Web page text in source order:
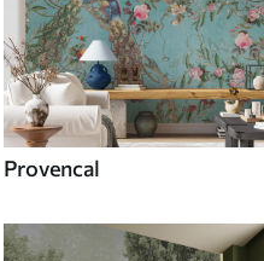
Provencal